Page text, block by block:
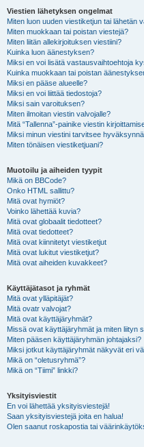
Viestien lähetyksen ongelmat
Miten luon uuden viestiketjun tai lähetän
Miten muokkaan tai poistan viestejä?
Miten liitän allekirjoituksen viestiini?
Kuinka luon äänestyksen?
Miksi en voi lisätä vastausvaihtoehtoja
Kuinka muokkaan tai poistan
Miksi en pääse alueelle?
Miksi en voi liittää tiedostoja?
Miksi sain varoituksen?
Miten ilmoitan viestin valvojalle?
Mitä “Tallenna”-painike viestin
Miksi minun viestini tarvitsee
Miten tönäisen viestiketjuani?
Muotoilu ja aiheiden tyypit
Mikä on BBCode?
Onko HTML sallittu?
Mitä ovat hymiöt?
Voinko lähettää kuvia?
Mitä ovat globaalit tiedotteet?
Mitä ovat tiedotteet?
Mitä ovat kiinnitetyt viestiketjut
Mitä ovat lukitut viestiketjut?
Mitä ovat aiheiden kuvakkeet?
Käyttäjätasot ja ryhmät
Mitä ovat ylläpitäjät?
Mitä ovatr valvojat?
Mitä ovat käyttäjäryhmät?
Missä ovat käyttäjäryhmät ja miten liityn
Miten pääsen käyttäjäryhmän johtajaksi?
Miksi jotkut käyttäjäryhmät näkyvät eri
Mikä on “oletusryhmä”?
Mikä on “Tiimi” linkki?
Yksityisviestit
En voi lähettää yksityisviestejä!
Saan yksityisviestejä joita en halua!
Olen saanut roskapostia tai